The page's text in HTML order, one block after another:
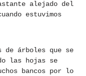
alejado del
estuvimos
árboles que se
las hojas se
bancos por lo